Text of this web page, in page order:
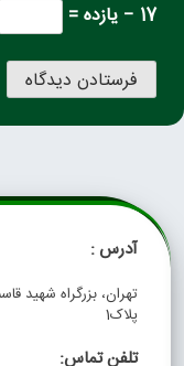
17 − یازده =
آدرس :
تهران، بزرگراه شهید
پلاک1
تلفن تماس: